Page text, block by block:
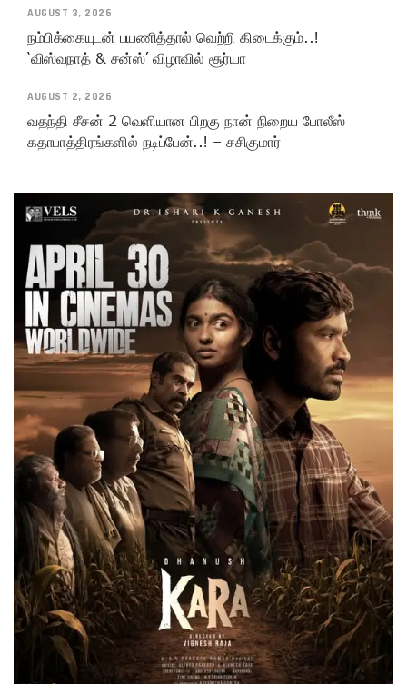
AUGUST 3, 2026
நம்பிக்கையுடன் பயணித்தால் வெற்றி கிடைக்கும்..!
‘விஸ்வநாத் & சன்ஸ்’ விழாவில் சூர்யா
AUGUST 2, 2026
வதந்தி சீசன் 2 வெளியான பிறகு நான் நிறைய போலீஸ்
கதாபாத்திரங்களில் நடிப்பேன்..! – சசிகுமார்